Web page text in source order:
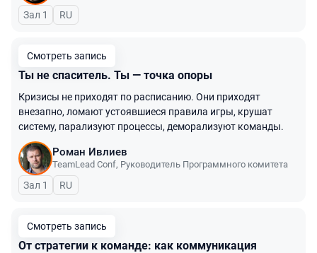
Зал 1 На русском языке
RU
Смотреть запись
Ты не спаситель. Ты — точка опоры
Кризисы не приходят по расписанию. Они приходят
внезапно, ломают устоявшиеся правила игры, крушат
систему, парализуют процессы, деморализуют команды.
Роман Ивлиев
TeamLead Conf, Руководитель Программного комитета
Зал 1 На русском языке
RU
Смотреть запись
От стратегии к команде: как коммуникация